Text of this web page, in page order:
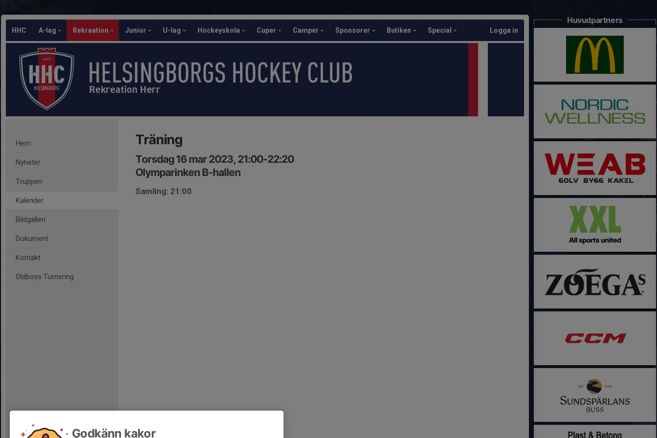
HHC A-lag Rekreation Junior U-lag Hockeyskola Cuper Camper Sponsorer Butiken Special Logga in
Rekreation Herr
Hem
Nyheter
Truppen
Kalender
Bildgalleri
Dokument
Kontakt
Oldboys Turnering
Träning
Torsdag 16 mar 2023, 21:00-22:20
Olymparinken B-hallen
Samling: 21:00
Huvudpartners
Godkänn kakor